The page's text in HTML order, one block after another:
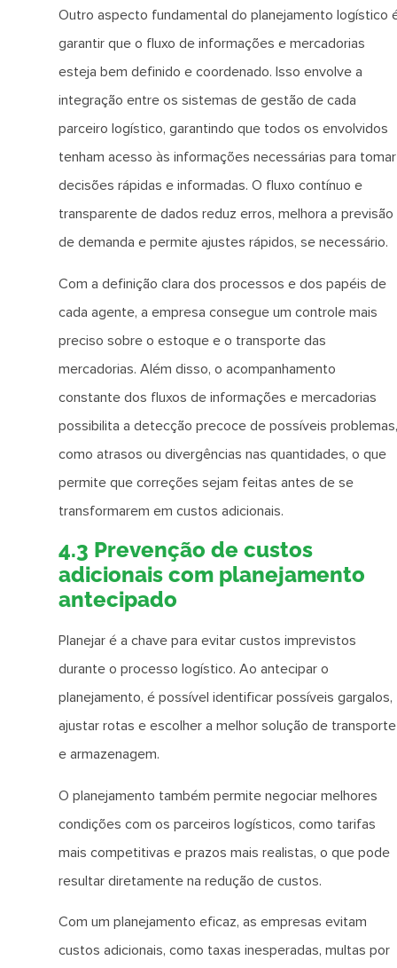
Outro aspecto fundamental do planejamento logístico
garantir que o fluxo de informações e mercadorias
esteja bem definido e coordenado. Isso envolve a
integração entre os sistemas de gestão de cada
parceiro logístico, garantindo que todos os envolvidos
tenham acesso às informações necessárias para tomar
decisões rápidas e informadas. O fluxo contínuo e
transparente de dados reduz erros, melhora a previsão
de demanda e permite ajustes rápidos, se necessário.
Com a definição clara dos processos e dos papéis de
cada agente, a empresa consegue um controle mais
preciso sobre o estoque e o transporte das
mercadorias. Além disso, o acompanhamento
constante dos fluxos de informações e mercadorias
possibilita a detecção precoce de possíveis problemas,
como atrasos ou divergências nas quantidades, o que
permite que correções sejam feitas antes de se
transformarem em custos adicionais.
4.3 Prevenção de custos
adicionais com planejamento
antecipado
Planejar é a chave para evitar custos imprevistos
durante o processo logístico. Ao antecipar o
planejamento, é possível identificar possíveis gargalos,
ajustar rotas e escolher a melhor solução de transporte
e armazenagem.
O planejamento também permite negociar melhores
condições com os parceiros logísticos, como tarifas
mais competitivas e prazos mais realistas, o que pode
resultar diretamente na redução de custos.
Com um planejamento eficaz, as empresas evitam
custos adicionais, como taxas inesperadas, multas por